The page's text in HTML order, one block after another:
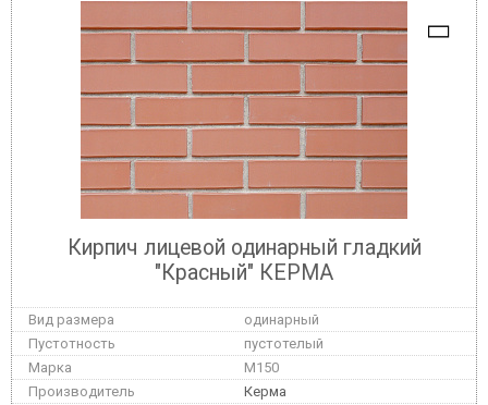
Кирпич лицевой одинарный гладкий
"Красный" КЕРМА
одинарный
пустотелый
M150
Керма